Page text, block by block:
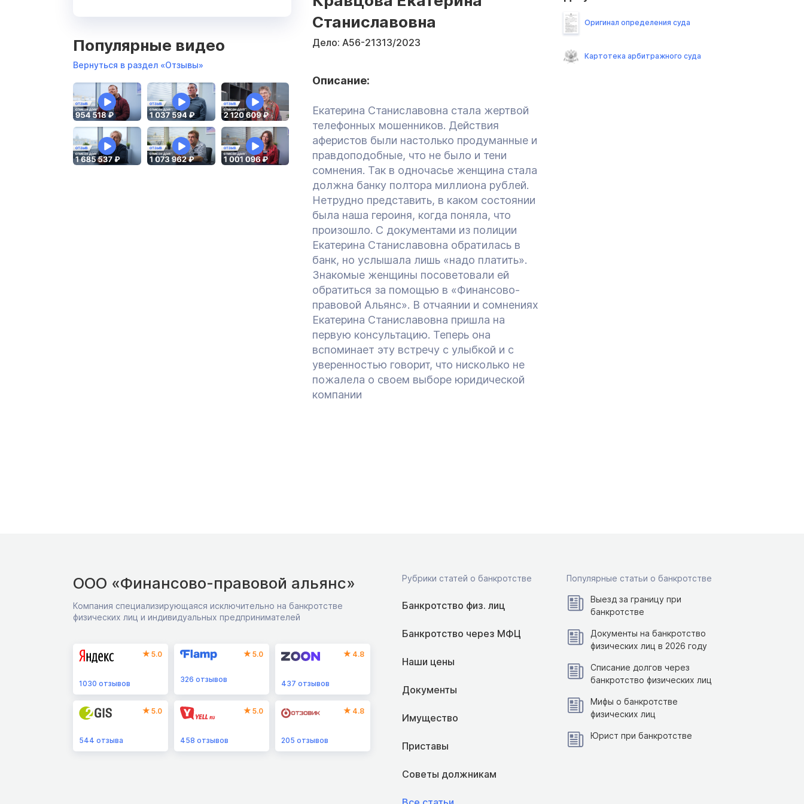
Популярные видео
Вернуться в раздел «Отзывы»
Станиславовна
Дело: А56-21313/2023
Описание:
Екатерина Станиславовна стала жертвой
телефонных мошенников. Действия
аферистов были настолько продуманные и
правдоподобные, что не было и тени
сомнения. Так в одночасье женщина стала
должна банку полтора миллиона рублей.
Нетрудно представить, в каком состоянии
была наша героиня, когда поняла, что
произошло. С документами из полиции
Екатерина Станиславовна обратилась в
банк, но услышала лишь «надо платить».
Знакомые женщины посоветовали ей
обратиться за помощью в «Финансово-
правовой Альянс». В отчаянии и сомнениях
Екатерина Станиславовна пришла на
первую консультацию. Теперь она
вспоминает эту встречу с улыбкой и с
уверенностью говорит, что нисколько не
пожалела о своем выборе юридической
компании
Оригинал определения суда
Картотека арбитражного суда
ООО «Финансово-правовой альянс»
Компания специализирующаяся исключительно на банкротстве
физических лиц и индивидуальных предпринимателей
5.0
1030 отзывов
5.0
326 отзывов
4.8
437 отзывов
5.0
544 отзыва
5.0
458 отзывов
4.8
205 отзывов
Рубрики статей о банкротстве
Банкротство физ. лиц
Банкротство через МФЦ
Наши цены
Документы
Имущество
Приставы
Советы должникам
Популярные статьи о банкротстве
Выезд за границу при
банкротстве
Документы на банкротство
физических лиц в 2026 году
Списание долгов через
банкротство физических лиц
Мифы о банкротстве
физических лиц
Юрист при банкротстве